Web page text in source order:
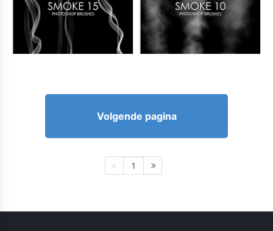
Volgende pagina
1